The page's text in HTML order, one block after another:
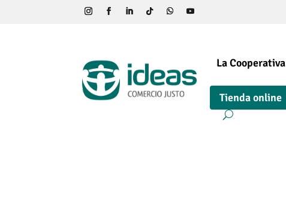
La Cooperativa
Tienda online